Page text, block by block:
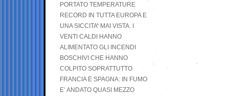
PORTATO TEMPERATURE
RECORD IN TUTTA EUROPA E
UNA SICCITA’ MAI VISTA. I
VENTI CALDI HANNO
ALIMENTATO GLI INCENDI
BOSCHIVI CHE HANNO
COLPITO SOPRATTUTTO
FRANCIA E SPAGNA: IN FUMO
E’ ANDATO QUASI MEZZO